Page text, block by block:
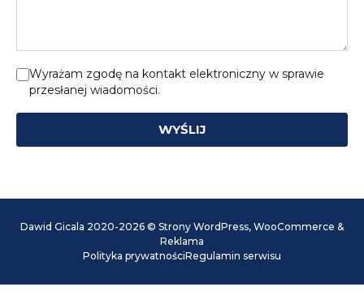
Wyrażam zgodę na kontakt elektroniczny w sprawie
przesłanej wiadomości.
WYŚLIJ
Dawid Gicala 2020-2026 © Strony WordPress, WooCommerce &
Reklama
Polityka prywatnościRegulamin serwisu